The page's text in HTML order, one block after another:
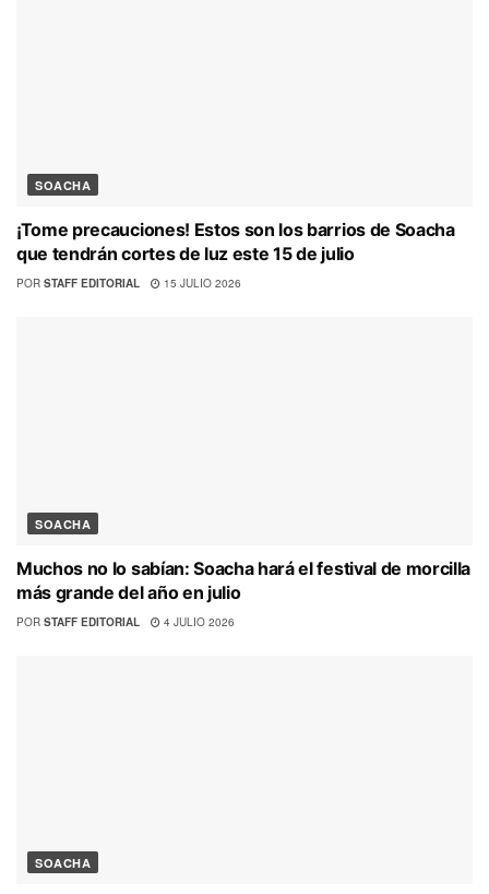
SOACHA
¡Tome precauciones! Estos son los barrios de Soacha
que tendrán cortes de luz este 15 de julio
POR STAFF EDITORIAL 15 JULIO 2026
SOACHA
Muchos no lo sabían: Soacha hará el festival de morcilla
más grande del año en julio
POR STAFF EDITORIAL 4 JULIO 2026
SOACHA